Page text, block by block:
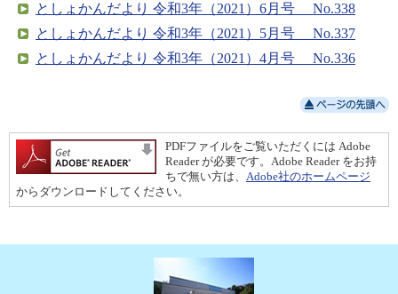
としょかんだより 令和3年（2021）6月号 No.338
としょかんだより 令和3年（2021）5月号 No.337
としょかんだより 令和3年（2021）4月号 No.336
PDFファイルをご覧いただくには Adobe
Reader が必要です。Adobe Reader をお持
ちで無い方は、 Adobe社のホームページ
からダウンロードしてください。